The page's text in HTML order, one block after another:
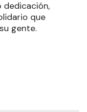
que
gente.